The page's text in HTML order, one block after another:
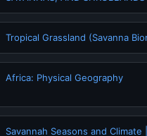
Tropical Grassland (Savanna
Africa: Physical Geography
Savannah Seasons and